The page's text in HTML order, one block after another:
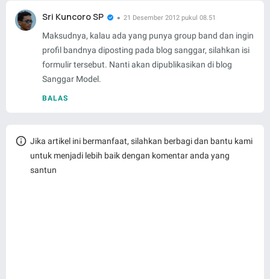
Sri Kuncoro SP 21 Desember 2012 pukul 08.51
Maksudnya, kalau ada yang punya group band dan ingin
profil bandnya diposting pada blog sanggar, silahkan isi
formulir tersebut. Nanti akan dipublikasikan di blog
Sanggar Model.
BALAS
Jika artikel ini bermanfaat, silahkan berbagi dan bantu kami
untuk menjadi lebih baik dengan komentar anda yang
santun